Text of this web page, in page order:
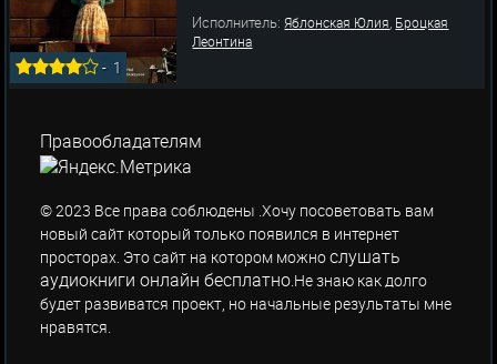
- 1
Исполнитель:Яблонская Юлия, Броцкая
Леонтина
Правообладателям
© 2023 Все права соблюдены .Хочу посоветовать вам
новый сайт который только появился в интернет
просторах. Это сайт на котором можнослушать
аудиокниги онлайн бесплатно.Не знаю как долго
будет развиватся проект, но начальные результаты мне
нравятся.